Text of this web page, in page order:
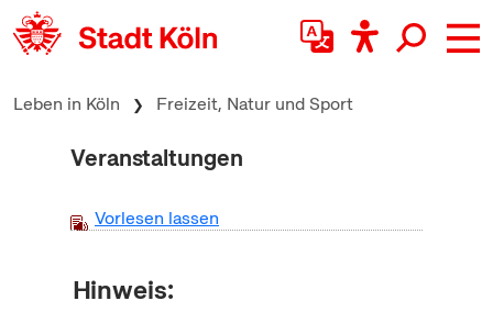
zum Inhalt springen
Leben in Köln Freizeit, Natur und Sport
Veranstaltungen
Vorlesen lassen
Hinweis: